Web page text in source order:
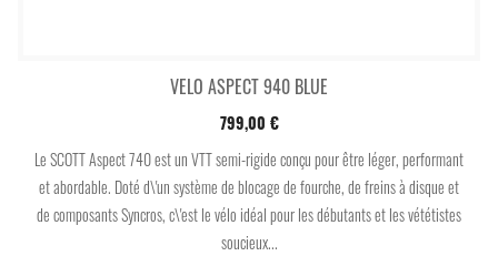
VELO ASPECT 940 BLUE
799,00 €
Le SCOTT Aspect 740 est un VTT semi-rigide conçu pour être léger, performant
et abordable. Doté d\'un système de blocage de fourche, de freins à disque et
de composants Syncros, c\'est le vélo idéal pour les débutants et les vététistes
soucieux...